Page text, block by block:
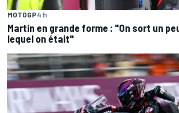
MOTOGP4 h
Martín en grande forme : "On sort un
lequel on était"